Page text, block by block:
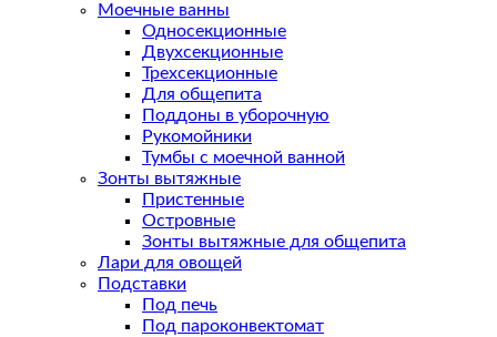
Моечные ванны
Односекционные
Двухсекционные
Трехсекционные
Для общепита
Поддоны в уборочную
Рукомойники
Тумбы с моечной ванной
Зонты вытяжные
Пристенные
Островные
Зонты вытяжные для общепита
Лари для овощей
Подставки
Под печь
Под пароконвектомат